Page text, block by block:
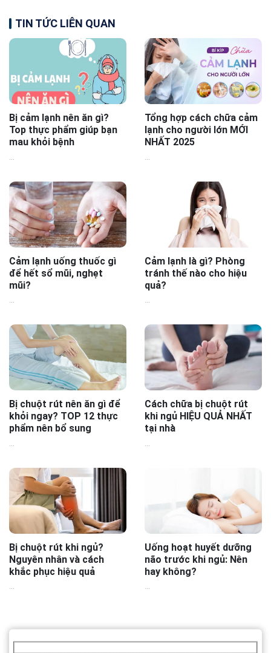
TIN TỨC LIÊN QUAN
Bị cảm lạnh nên ăn gì?
Top thực phẩm giúp bạn
mau khỏi bệnh
Tổng hợp cách chữa cảm
lạnh cho người lớn MỚI
NHẤT 2025
Cảm lạnh uống thuốc gì
để hết sổ mũi, nghẹt
mũi?
Cảm lạnh là gì? Phòng
tránh thế nào cho hiệu
quả?
Bị chuột rút nên ăn gì để
khỏi ngay? TOP 12 thực
phẩm nên bổ sung
Cách chữa bị chuột rút
khi ngủ HIỆU QUẢ NHẤT
tại nhà
Bị chuột rút khi ngủ?
Nguyên nhân và cách
khắc phục hiệu quả
Uống hoạt huyết dưỡng
não trước khi ngủ: Nên
hay không?